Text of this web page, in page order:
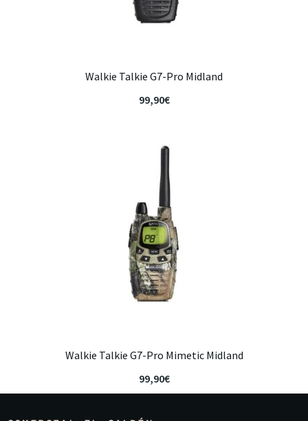
Walkie Talkie G7-Pro Midland
99,90€
Walkie Talkie G7-Pro Mimetic Midland
99,90€